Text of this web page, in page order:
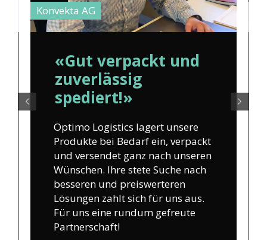
Konvekta AG
«Gut verpackt und
zuverlässig
spediert!»
Optimo Logistics lagert unsere
Produkte bei Bedarf ein, verpackt
und versendet ganz nach unseren
Wünschen. Ihre stete Suche nach
besseren und preiswerteren
Lösungen zahlt sich für uns aus.
Für uns eine rundum gefreute
Partnerschaft!